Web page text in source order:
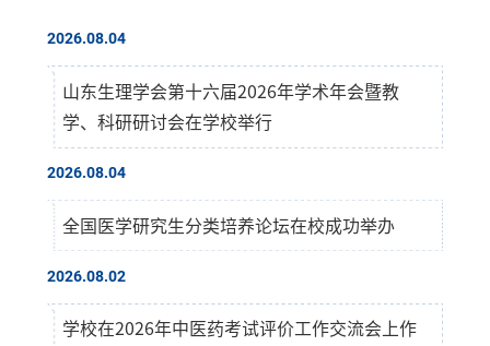
2026.08.04
山东生理学会第十六届2026年学术年会暨教
学、科研研讨会在学校举行
2026.08.04
全国医学研究生分类培养论坛在校成功举办
2026.08.02
学校在2026年中医药考试评价工作交流会上作